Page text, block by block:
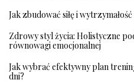
Jak zbudować siłę i
Zdrowy styl życia: Holistyczne
równowagi emocjonalnej
Jak wybrać efektywny plan
dni?